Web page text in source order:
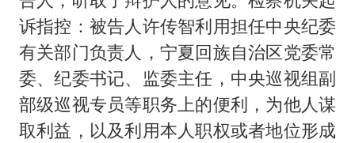
诉指控：被告人许传智利用担任中央纪委
有关部门负责人，宁夏回族自治区党委常
委、纪委书记、监委主任，中央巡视组副
部级巡视专员等职务上的便利，为他人谋
取利益，以及利用本人职权或者地位形成